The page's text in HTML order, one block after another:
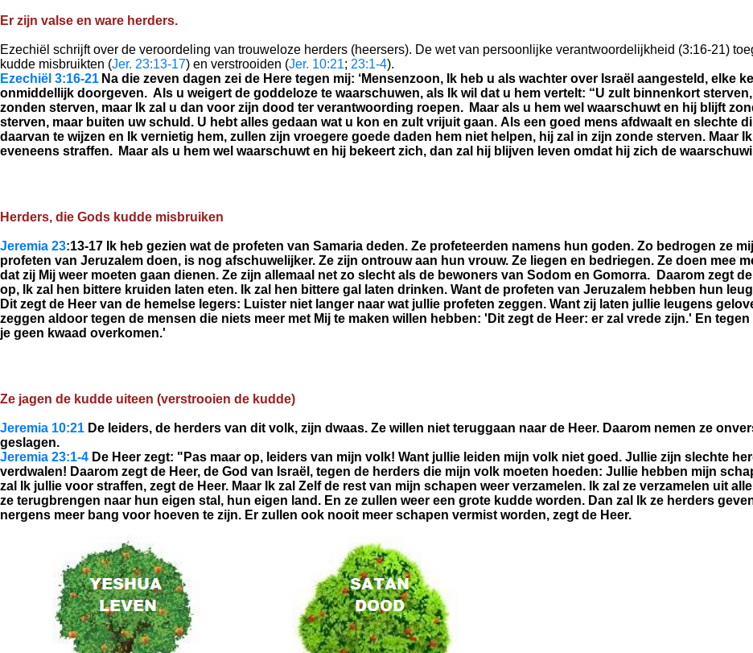
Er zijn valse en ware herders.
Ezechiël schrijft over de veroordeling van trouweloze herders (heersers). De wet van persoonlijke verantwoordelijkheid (3:16-21)
kudde misbruikten (Jer. 23:13-17) en verstrooiden (Jer. 10:21; 23:1-4).
Ezechiël 3:16-21 Na die zeven dagen zei de Here tegen mij: ‘Mensenzoon, Ik heb u als wachter over Israël aangesteld, elke
onmiddellijk doorgeven. Als u weigert de goddeloze te waarschuwen, als Ik wil dat u hem vertelt: “U zult binnenkort
zonden sterven, maar Ik zal u dan voor zijn dood ter verantwoording roepen. Maar als u hem wel waarschuwt en hij blijft
sterven, maar buiten uw schuld. U hebt alles gedaan wat u kon en zult vrijuit gaan. Als een goed mens afdwaalt en slechte
daarvan te wijzen en Ik vernietig hem, zullen zijn vroegere goede daden hem niet helpen, hij zal in zijn zonde sterven. Maar
eveneens straffen. Maar als u hem wel waarschuwt en hij bekeert zich, dan zal hij blijven leven omdat hij zich de
Herders, die Gods kudde misbruiken
Jeremia 23:13-17 Ik heb gezien wat de profeten van Samaria deden. Ze profeteerden namens hun goden. Zo bedrogen ze
profeten van Jeruzalem doen, is nog afschuwelijker. Ze zijn ontrouw aan hun vrouw. Ze liegen en bedriegen. Ze doen mee
dat zij Mij weer moeten gaan dienen. Ze zijn allemaal net zo slecht als de bewoners van Sodom en Gomorra.
Daarom zegt
op, Ik zal hen bittere kruiden laten eten. Ik zal hen bittere gal laten drinken. Want de profeten van Jeruzalem hebben hun
Dit zegt de Heer van de hemelse legers: Luister niet langer naar wat jullie profeten zeggen. Want zij laten jullie leugens
zeggen aldoor tegen de mensen die niets meer met Mij te maken willen hebben: 'Dit zegt de Heer: er zal vrede zijn.' En
je geen kwaad overkomen.'
Ze jagen de kudde uiteen (verstrooien de kudde)
Jeremia 10:21 De leiders, de herders van dit volk, zijn dwaas. Ze willen niet teruggaan naar de Heer. Daarom nemen ze
geslagen.
Jeremia 23:1-4 De Heer zegt: "Pas maar op, leiders van mijn volk! Want jullie leiden mijn volk niet goed. Jullie zijn slechte
verdwalen! Daarom zegt de Heer, de God van Israël, tegen de herders die mijn volk moeten hoeden: Jullie hebben mijn
zal Ik jullie voor straffen, zegt de Heer. Maar Ik zal Zelf de rest van mijn schapen weer verzamelen. Ik zal ze verzamelen uit
ze terugbrengen naar hun eigen stal, hun eigen land. En ze zullen weer een grote kudde worden. Dan zal Ik ze herders
nergens meer bang voor hoeven te zijn. Er zullen ook nooit meer schapen vermist worden, zegt de Heer.